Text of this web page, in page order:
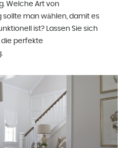
Welche Art von
man wählen, damit es
ist? Lassen Sie sich
die perfekte